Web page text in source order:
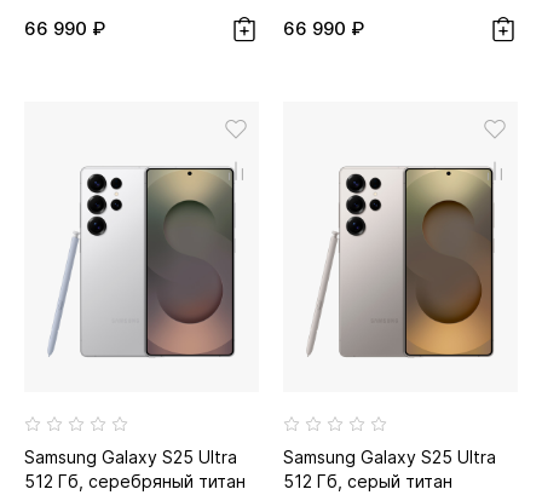
66 990 ₽ 66 990 ₽
Samsung Galaxy S25 Ultra
512 Гб, серебряный титан
Samsung Galaxy S25 Ultra
512 Гб, серый титан